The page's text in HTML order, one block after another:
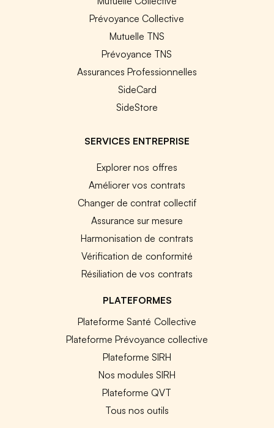
Prévoyance Collective
Mutuelle TNS
Prévoyance TNS
Assurances Professionnelles
SideCard
SideStore
SERVICES ENTREPRISE
Explorer nos offres
Améliorer vos contrats
Changer de contrat collectif
Assurance sur mesure
Harmonisation de contrats
Vérification de conformité
Résiliation de vos contrats
PLATEFORMES
Plateforme Santé Collective
Plateforme Prévoyance collective
Plateforme SIRH
Nos modules SIRH
Plateforme QVT
Tous nos outils